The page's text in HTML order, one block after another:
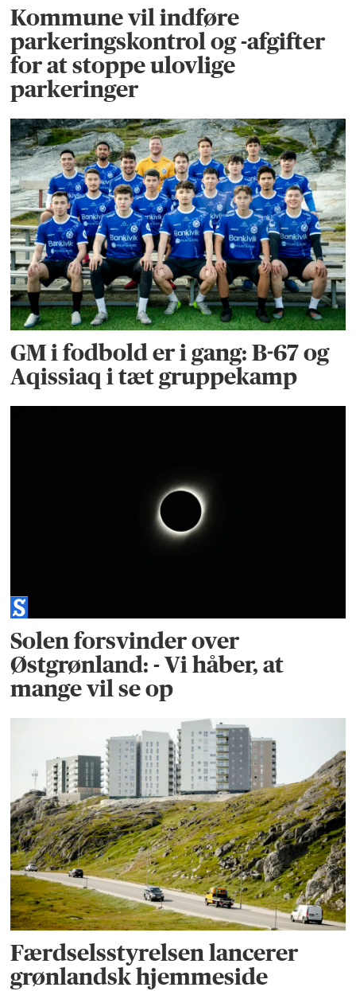
Kommune vil indføre
parkeringskontrol og -afgifter
for at stoppe ulovlige
parkeringer
GM i fodbold er i gang: B-67 og
Aqissiaq i tæt gruppekamp
Solen forsvinder over
Østgrønland: - Vi håber, at
mange vil se op
Færdselsstyrelsen lancerer
grønlandsk hjemmeside